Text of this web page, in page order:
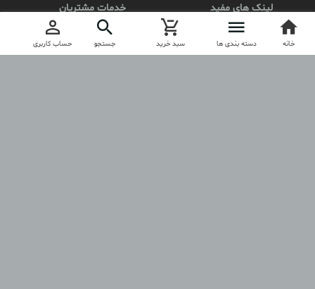
لینک های مفید
محصولات
ثبت نام
خدمات مشتریان
کد مرسوله
خانه دسته بندی ها سبد خرید جستجو حساب کاربری